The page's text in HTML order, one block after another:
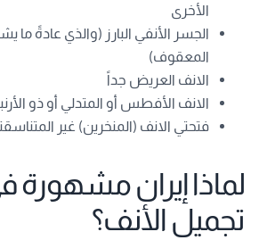
الأخرى
الجسر الأنفي البارز (والذي عادةً ما
المعقوف)
الانف العريض جداً
الانف الأفطس أو المتدلي أو ذو
فتحتي الانف (المنخرين) غير
لماذا إيران مشهورة
تجميل الأنف؟